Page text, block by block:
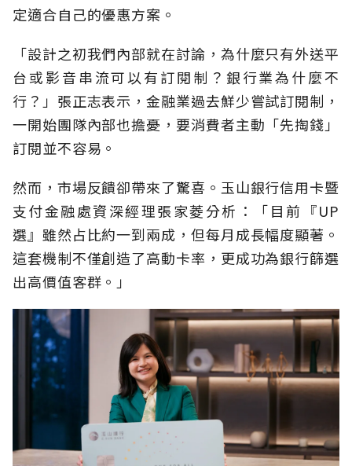
定適合自己的優惠方案。
「設計之初我們內部就在討論，為什麼只有外送平
台或影音串流可以有訂閱制？銀行業為什麼不
行？」張正志表示，金融業過去鮮少嘗試訂閱制，
一開始團隊內部也擔憂，要消費者主動「先掏錢」
訂閱並不容易。
然而，市場反饋卻帶來了驚喜。玉山銀行信用卡暨
支付金融處資深經理張家菱分析：「目前『UP
選』雖然占比約一到兩成，但每月成長幅度顯著。
這套機制不僅創造了高動卡率，更成功為銀行篩選
出高價值客群。」